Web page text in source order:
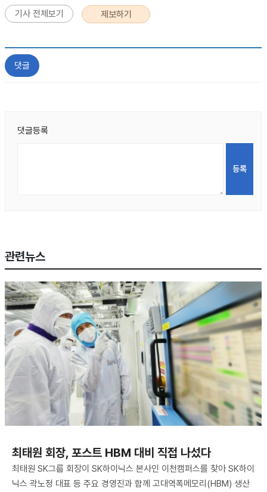
기사 전체보기 제보하기
댓글
댓글등록
관련뉴스
최태원 회장, 포스트 HBM 대비 직접 나섰다
최태원 SK그룹 회장이 SK하이닉스 본사인 이천캠퍼스를 찾아 SK하이
닉스 곽노정 대표 등 주요 경영진과 함께 고대역폭메모리(HBM) 생산